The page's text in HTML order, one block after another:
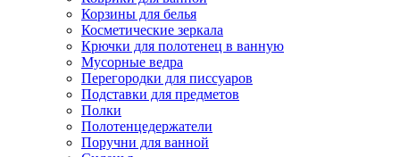
Корзины для белья
Косметические зеркала
Крючки для полотенец в ванную
Мусорные ведра
Перегородки для писсуаров
Подставки для предметов
Полки
Полотенцедержатели
Поручни для ванной